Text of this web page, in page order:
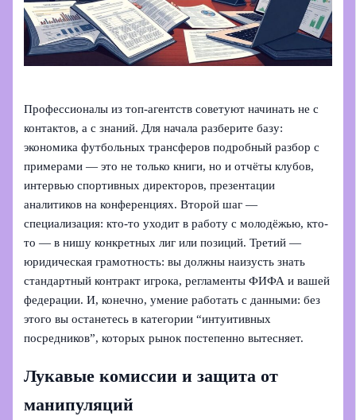
Профессионалы из топ-агентств советуют начинать не с
контактов, а с знаний. Для начала разберите базу:
экономика футбольных трансферов подробный разбор с
примерами — это не только книги, но и отчёты клубов,
интервью спортивных директоров, презентации
аналитиков на конференциях. Второй шаг —
специализация: кто-то уходит в работу с молодёжью, кто-
то — в нишу конкретных лиг или позиций. Третий —
юридическая грамотность: вы должны наизусть знать
стандартный контракт игрока, регламенты ФИФА и вашей
федерации. И, конечно, умение работать с данными: без
этого вы останетесь в категории “интуитивных
посредников”, которых рынок постепенно вытесняет.
Лукавые комиссии и защита от
манипуляций